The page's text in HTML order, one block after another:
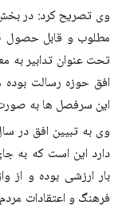
وی تصریح کرد: در
تحت عنوان تدابیر به
افق حوزه رسالت
این سرفصل ها به صورت
دارد این است که به
بار ارزشی بوده و از
فرهنگ و اعتقادات